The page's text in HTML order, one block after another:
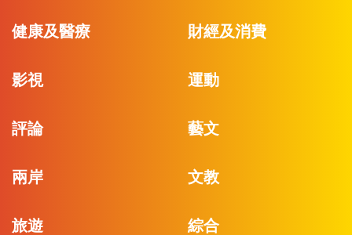
健康及醫療 財經及消費
影視 運動
評論 藝文
兩岸 文教
旅遊 綜合